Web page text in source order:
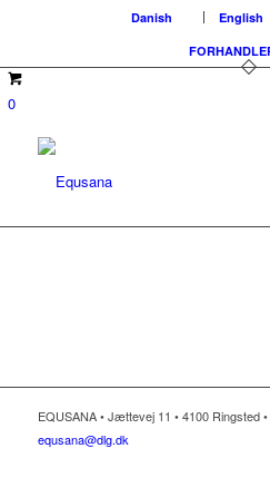
Danish English
0
EQUSANA • Jættevej 11 • 4100 Ringsted
equsana@dlg.dk